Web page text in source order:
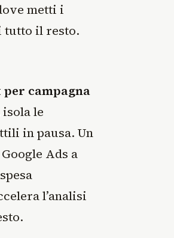
metti i
tutto il resto.
campagna
le
in pausa. Un
Ads a
l’analisi